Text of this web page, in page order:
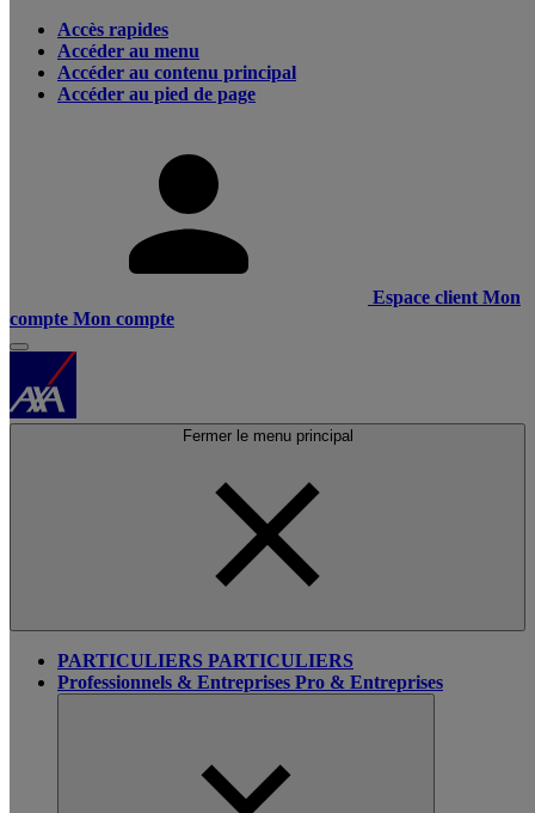
Accès rapides
Accéder au menu
Accéder au contenu principal
Accéder au pied de page
Espace client Mon
compte Mon compte
Fermer le menu principal
PARTICULIERS PARTICULIERS
Professionnels & Entreprises Pro & Entreprises